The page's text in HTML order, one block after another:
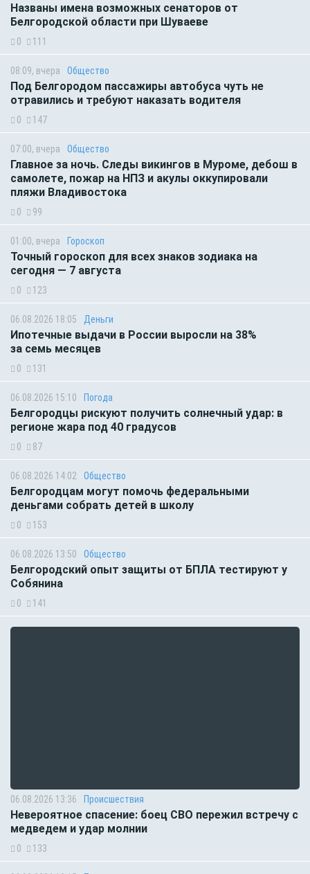
Названы имена возможных сенаторов от
Белгородской области при Шуваеве
0 111
08:09, вчера Общество
Под Белгородом пассажиры автобуса чуть не
отравились и требуют наказать водителя
0 147
07:00, вчера Общество
Главное за ночь. Следы викингов в Муроме, дебош в
самолете, пожар на НПЗ и акулы оккупировали
пляжи Владивостока
0 99
01:00, вчера Гороскоп
Точный гороскоп для всех знаков зодиака на
сегодня — 7 августа
0 123
06.08.2026 18:05 Деньги
Ипотечные выдачи в России выросли на 38%
за семь месяцев
0 131
06.08.2026 15:10 Погода
Белгородцы рискуют получить солнечный удар: в
регионе жара под 40 градусов
0 87
06.08.2026 14:02 Общество
Белгородцам могут помочь федеральными
деньгами собрать детей в школу
0 153
06.08.2026 13:50 Общество
Белгородский опыт защиты от БПЛА тестируют у
Собянина
0 141
06.08.2026 13:36 Происшествия
Невероятное спасение: боец СВО пережил встречу с
медведем и удар молнии
0 133